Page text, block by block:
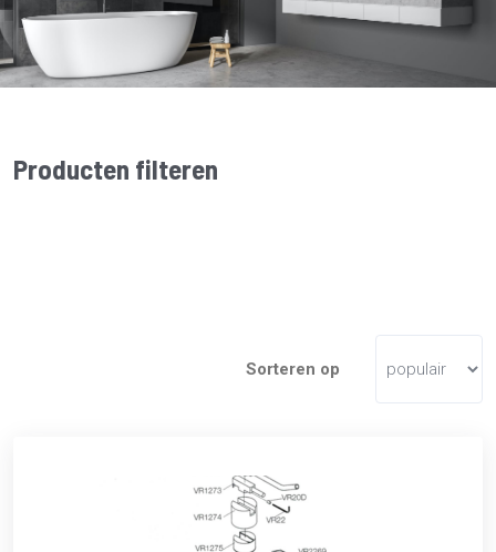
Sorteren op
Producten filteren